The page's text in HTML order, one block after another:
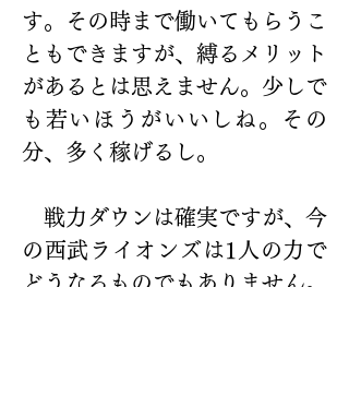
す。その時まで働いてもらうこ
ともできますが、縛るメリット
があるとは思えません。少しで
も若いほうがいいしね。その
分、多く稼げるし。
戦力ダウンは確実ですが、今
の西武ライオンズは1人の力で
どうなるものでもありません。